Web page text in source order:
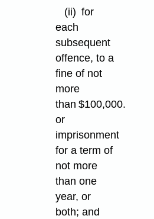
(ii) for
each
subsequent
offence, to a
fine of not
more
than $100,000.
or
imprisonment
for a term of
not more
than one
year, or
both; and